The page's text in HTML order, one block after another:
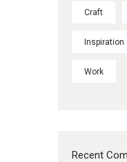
Craft
Inspiration
Work
Recent